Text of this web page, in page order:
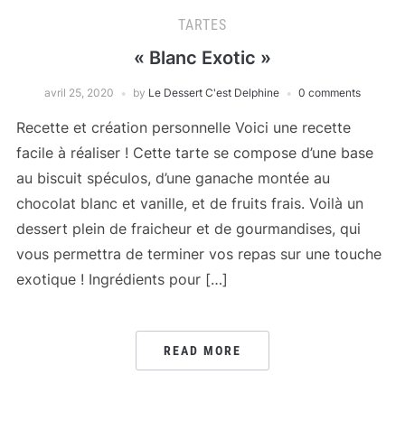
TARTES
« Blanc Exotic »
avril 25, 2020 by Le Dessert C'est Delphine 0 comments
Recette et création personnelle Voici une recette
facile à réaliser ! Cette tarte se compose d’une base
au biscuit spéculos, d’une ganache montée au
chocolat blanc et vanille, et de fruits frais. Voilà un
dessert plein de fraicheur et de gourmandises, qui
vous permettra de terminer vos repas sur une touche
exotique ! Ingrédients pour […]
READ MORE